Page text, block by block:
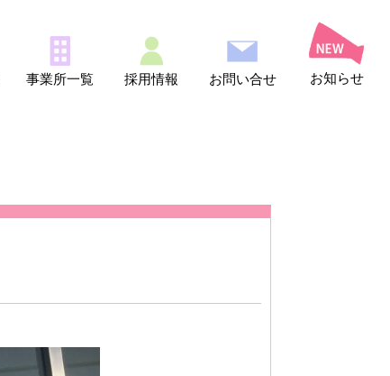
事業所一覧 採用情報 お問い合せ お知らせ